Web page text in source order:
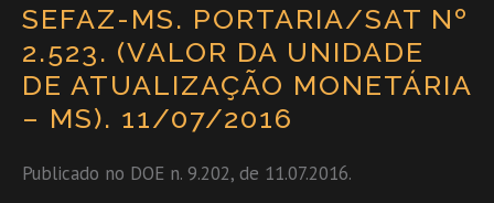
SEFAZ-MS. PORTARIA/SAT Nº
2.523. (VALOR DA UNIDADE
DE ATUALIZAÇÃO MONETÁRIA
– MS). 11/07/2016
Publicado no DOE n. 9.202, de 11.07.2016.